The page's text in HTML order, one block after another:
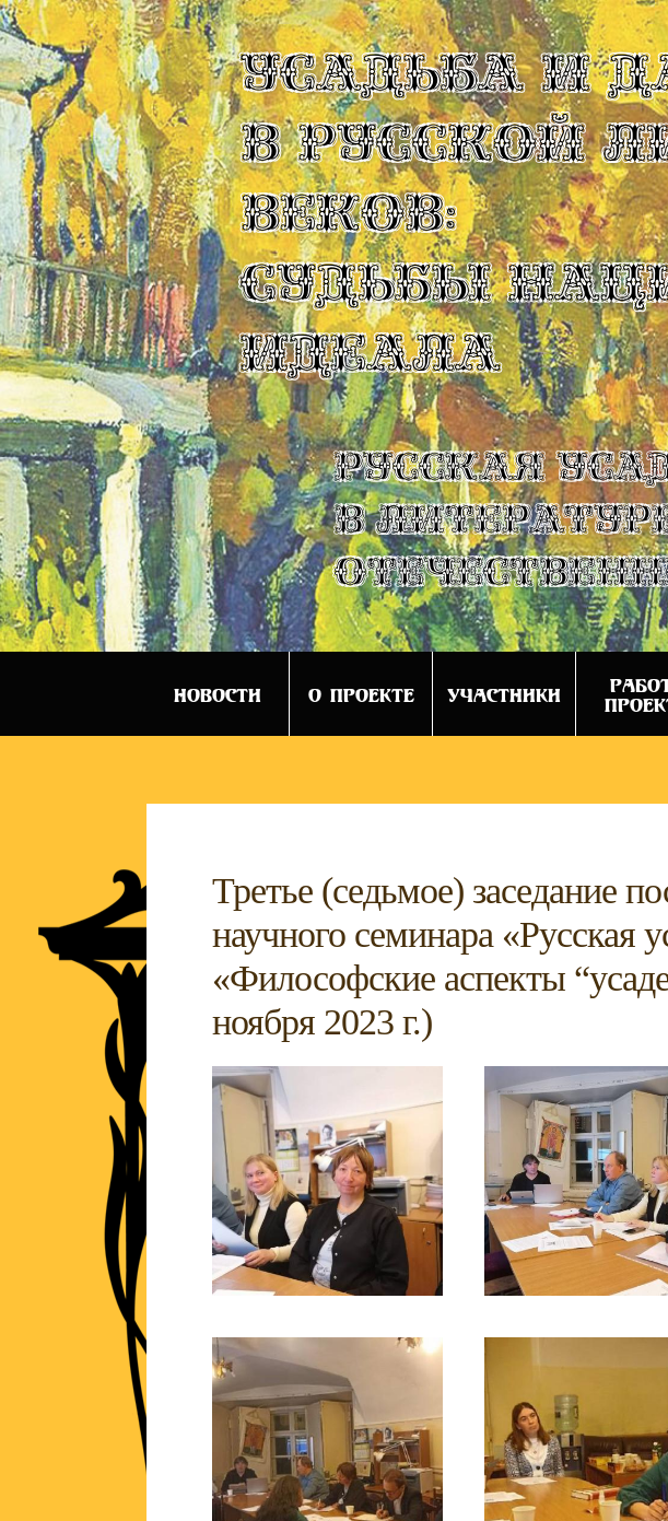
УСАДЬБА И
В РУССКОЙ
ВЕКОВ:
СУДЬБЫ
ИДЕАЛА
Русская
в
НОВОСТИ О ПРОЕКТЕ УЧАСТНИКИ
Третье (седьмое) заседание
научного семинара «Русская
«Философские аспекты
ноября 2023 г.)